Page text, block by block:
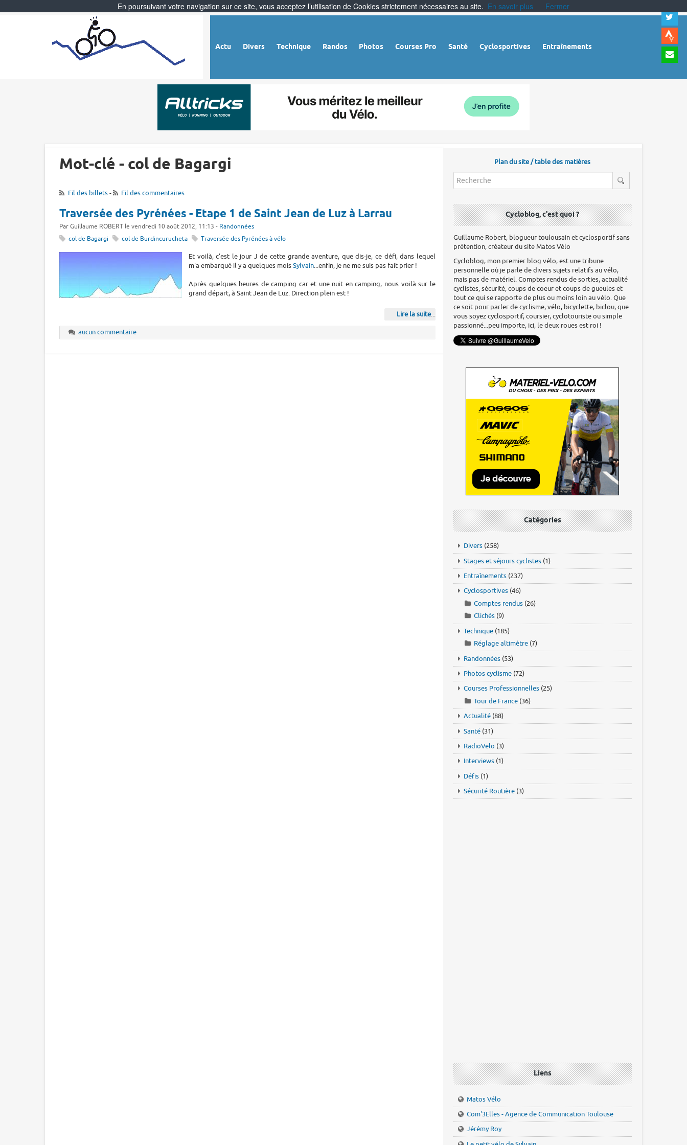
Actu Divers Technique Randos Photos Courses Pro Santé Cyclosportives Entraînements
à
Mot-clé - col de Bagargi
Fil des billets- Fil des commentaires
Traversée des Pyrénées - Etape 1 de Saint Jean de Luz à Larrau
Par Guillaume ROBERT le vendredi 10 août 2012, 11:13 - Randonnées
col de Bagargi
col de Burdincurucheta Traversée des Pyrénées à vélo
Et voilà, c'est le jour J de cette grande aventure, que dis-je, ce défi, dans lequel
m'a embarqué il y a quelques moisSylvain...enfin, je ne me suis pas fait prier !
Après quelques heures de camping car et une nuit en camping, nous voilà sur le
grand départ, à Saint Jean de Luz. Direction plein est !
Lire la suite...
aucun commentaire
Plan du site / table des matières
Cycloblog, c'est quoi ?
Guillaume Robert, blogueur toulousain et cyclosportif sans
prétention, créateur du site Matos Vélo
Cycloblog, mon premier blog vélo, est une tribune
personnelle où je parle de divers sujets relatifs au vélo,
mais pas de matériel. Comptes rendus de sorties, actualité
cyclistes, sécurité, coups de coeur et coups de gueules et
tout ce qui se rapporte de plus ou moins loin au vélo. Que
ce soit pour parler de cyclisme, vélo, bicyclette, biclou, que
vous soyez cyclosportif, coursier, cyclotouriste ou simple
passionné...peu importe, ici, le deux roues est roi !
Catégories
Divers (258)
Stages et séjours cyclistes (1)
Entraînements (237)
Cyclosportives (46)
Comptes rendus (26)
Clichés (9)
Technique (185)
Réglage altimètre (7)
Randonnées (53)
Photos cyclisme (72)
Courses Professionnelles (25)
Tour de France (36)
Actualité (88)
Santé (31)
RadioVelo (3)
Interviews (1)
Défis (1)
Sécurité Routière (3)
Liens
Matos Vélo
Com'3Elles - Agence de Communication Toulouse
Jérémy Roy
En poursuivant votre navigation sur ce site, vous acceptez l’utilisation de Cookies strictement nécessaires au site. En savoir plus Fermer